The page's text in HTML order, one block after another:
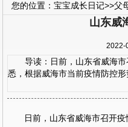
您的位置： 宝宝成长日记>>父
山东威
导读：日前，山东省威海市
悉，根据威海市当前疫情防控
日前，山东省威海市召开